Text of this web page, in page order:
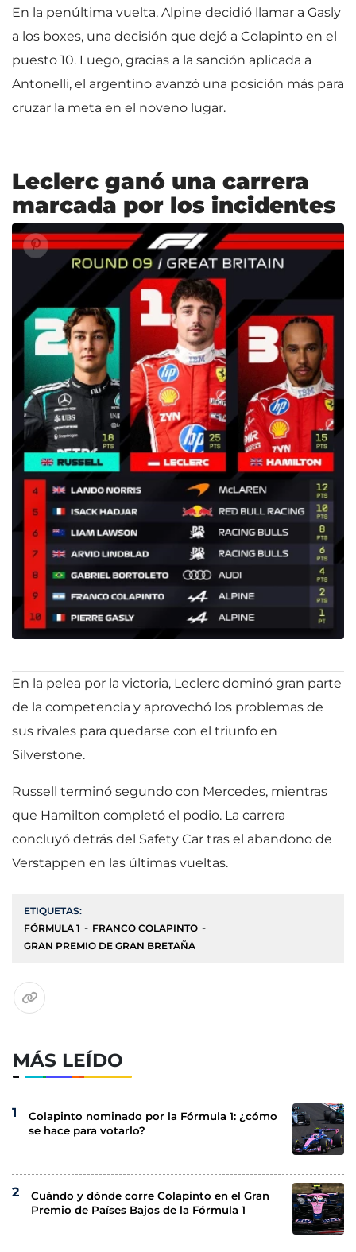
En la penúltima vuelta, Alpine decidió llamar a Gasly
a los boxes, una decisión que dejó a Colapinto en el
puesto 10. Luego, gracias a la sanción aplicada a
Antonelli, el argentino avanzó una posición más para
cruzar la meta en el noveno lugar.
Leclerc ganó una carrera
marcada por los incidentes
En la pelea por la victoria, Leclerc dominó gran parte
de la competencia y aprovechó los problemas de
sus rivales para quedarse con el triunfo en
Silverstone.
Russell terminó segundo con Mercedes, mientras
que Hamilton completó el podio. La carrera
concluyó detrás del Safety Car tras el abandono de
Verstappen en las últimas vueltas.
ETIQUETAS:
FÓRMULA 1
FRANCO COLAPINTO
GRAN PREMIO DE GRAN BRETAÑA
MÁS LEÍDO
Colapinto nominado por la Fórmula 1: ¿cómo
se hace para votarlo?
Cuándo y dónde corre Colapinto en el Gran
Premio de Países Bajos de la Fórmula 1